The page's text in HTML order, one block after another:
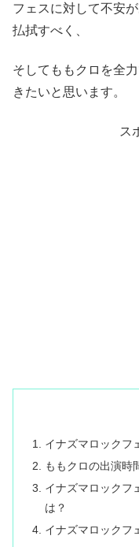
フェスに対して不安
払拭すべく、
そしてももクロを全
きたいと思います。
ス
イナズマロックフ
ももクロの出演時
イナズマロックフ
は？
イナズマロックフ